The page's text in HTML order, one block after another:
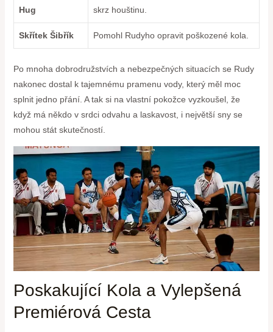
Hug
skrz⁣ houštinu.
Skřítek Šibřík Pomohl Rudyho opravit poškozené kola.
Po mnoha dobrodružstvích⁢ a nebezpečných situacích se Rudy
nakonec ‍dostal k tajemnému pramenu vody, který měl moc
splnit jedno přání. A tak ⁣si na vlastní pokožce vyzkoušel, že
když má někdo v‍ srdci odvahu a⁣ laskavost, i ‌největší​ sny se ​
mohou stát skutečností.
Poskakující ⁢Kola a Vylepšená
Premiérová Cesta